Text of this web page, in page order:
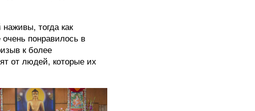
тогда как
понравилось в
к более
от людей, которые их